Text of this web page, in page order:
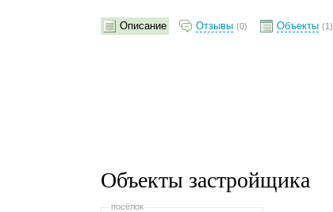
Описание Отзывы (0) Объекты (1)
Объекты застройщика
посёлок